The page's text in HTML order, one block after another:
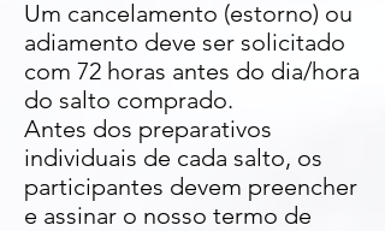
Um cancelamento (estorno) ou
adiamento deve ser solicitado
com 72 horas antes do dia/hora
do salto comprado.
Antes dos preparativos
individuais de cada salto, os
participantes devem preencher
e assinar o nosso termo de